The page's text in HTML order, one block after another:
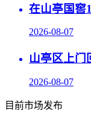
在山亭国窖
2026-08-07
山亭区上门
2026-08-07
目前市场发布